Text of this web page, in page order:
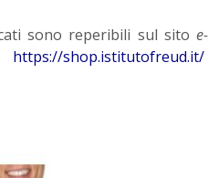
sono reperibili sul sito e-
https://shop.istitutofreud.it/